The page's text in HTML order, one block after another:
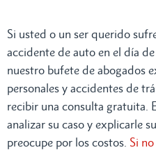
Si usted o un ser querido
accidente de auto en el día
nuestro bufete de abogados
personales y accidentes de
recibir una consulta gratuita.
analizar su caso y explicarle
preocupe por los costos. Si